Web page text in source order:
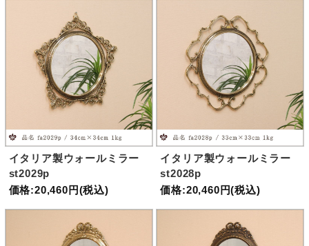
イタリア製ウォールミラー
st2029p
価格:20,460円(税込)
イタリア製ウォールミラー
st2028p
価格:20,460円(税込)